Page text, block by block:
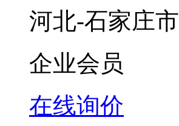
河北-石家庄市
企业会员
在线询价